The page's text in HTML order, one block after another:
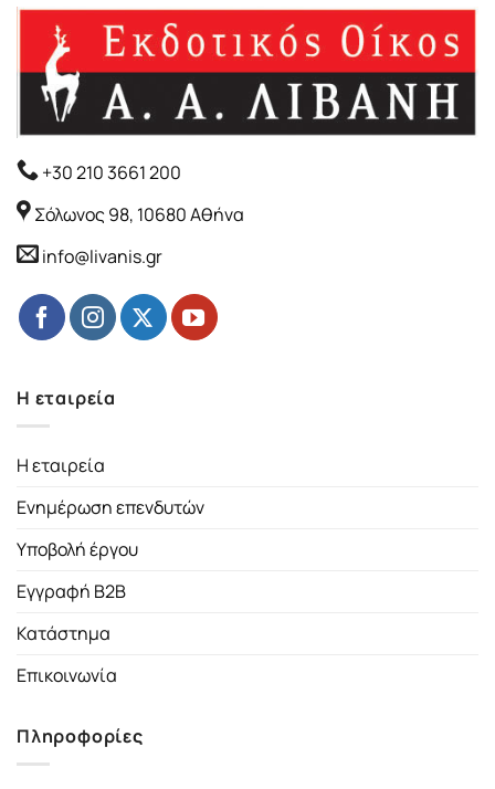
+30 210 3661 200
Σόλωνος 98, 10680 Αθήνα
info@livanis.gr
Η εταιρεία
Η εταιρεία
Ενημέρωση επενδυτών
Υποβολή έργου
Εγγραφή B2B
Κατάστημα
Επικοινωνία
Πληροφορίες